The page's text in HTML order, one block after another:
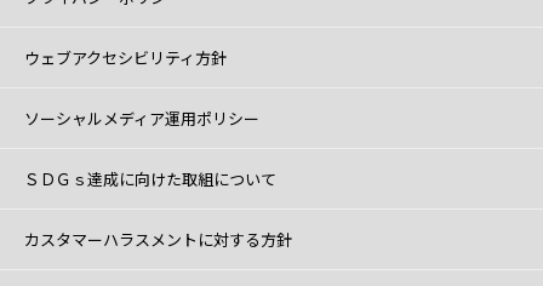
ウェブアクセシビリティ方針
ソーシャルメディア運用ポリシー
ＳＤＧｓ達成に向けた取組について
カスタマーハラスメントに対する方針